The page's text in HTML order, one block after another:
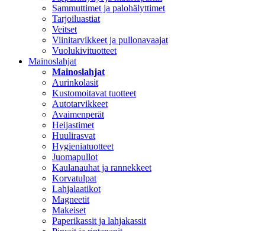
Sammuttimet ja palohälyttimet
Tarjoiluastiat
Veitset
Viinitarvikkeet ja pullonavaajat
Vuolukivituotteet
Mainoslahjat
Mainoslahjat
Aurinkolasit
Kustomoitavat tuotteet
Autotarvikkeet
Avaimenperät
Heijastimet
Huulirasvat
Hygieniatuotteet
Juomapullot
Kaulanauhat ja rannekkeet
Korvatulpat
Lahjalaatikot
Magneetit
Makeiset
Paperikassit ja lahjakassit